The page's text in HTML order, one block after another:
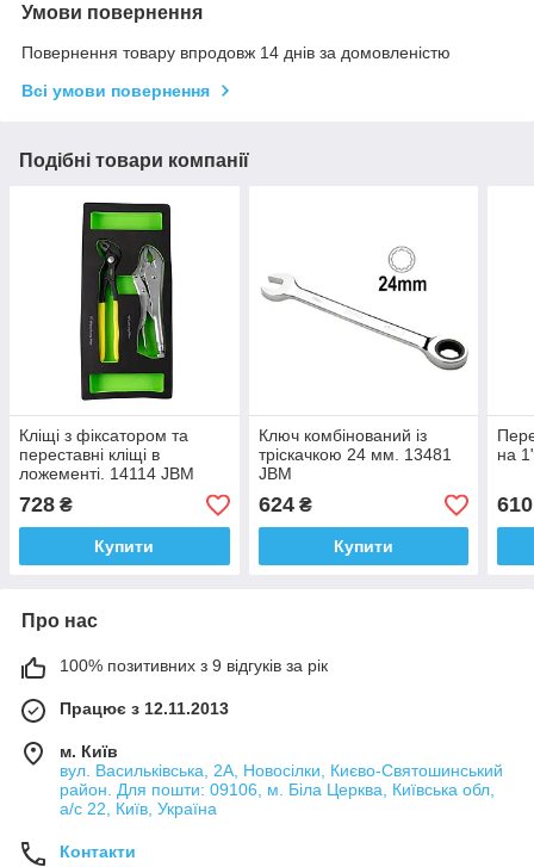
Умови повернення
Повернення товару впродовж 14 днів за домовленістю
Всі умови повернення
Подібні товари компанії
Кліщі з фіксатором та
переставні кліщі в
ложементі. 14114 JBM
728 ₴
Купити
Ключ комбінований із
тріскачкою 24 мм. 13481
JBM
624₴
Купити
на
610
Про нас
100% позитивних з 9 відгуків за рік
Працює з 12.11.2013
м. Київ
вул. Васильківська, 2А, Новосілки, Києво-Святошинський
район. Для пошти: 09106, м. Біла Церква, Київська обл,
а/с 22, Київ, Україна
Контакти